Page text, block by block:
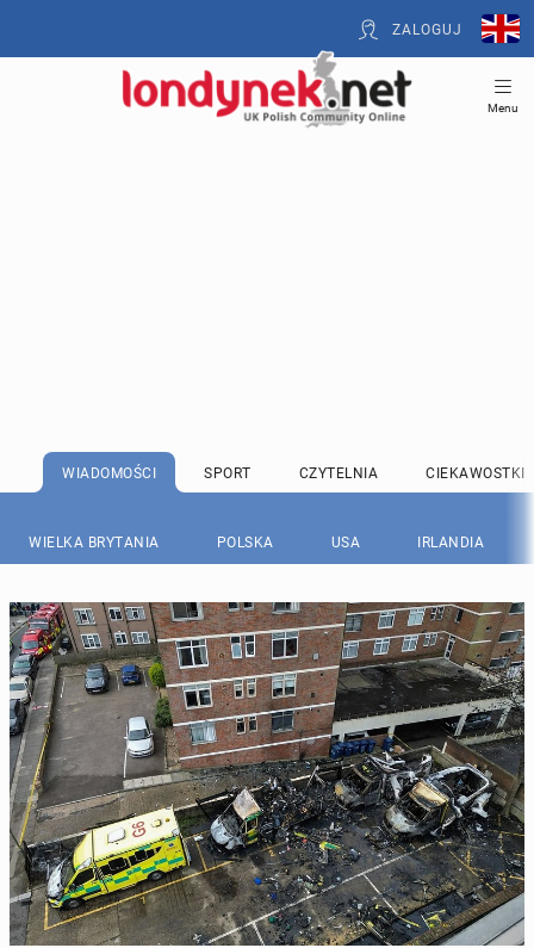
ZALOGUJ
Menu
WIADOMOŚCI SPORT CZYTELNIA CIEKAWOSTKI
WIELKA BRYTANIA POLSKA USA IRLANDIA